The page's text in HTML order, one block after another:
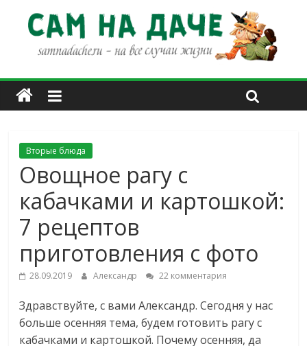
Вторые блюда
Овощное рагу с
кабачками и картошкой:
7 рецептов
приготовления с фото
28.09.2019 Александр 22 комментария
Здравствуйте, с вами Александр. Сегодня у нас
больше осенняя тема, будем готовить рагу с
кабачками и картошкой. Почему осенняя, да